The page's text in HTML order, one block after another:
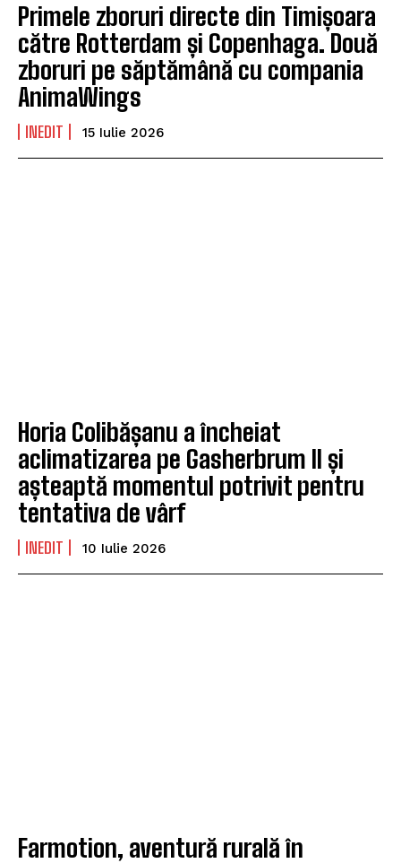
Primele zboruri directe din Timișoara
către Rotterdam și Copenhaga. Două
zboruri pe săptămână cu compania
AnimaWings
INEDIT 15 Iulie 2026
Horia Colibășanu a încheiat
aclimatizarea pe Gasherbrum II și
așteaptă momentul potrivit pentru
tentativa de vârf
INEDIT 10 Iulie 2026
Farmotion, aventură rurală în